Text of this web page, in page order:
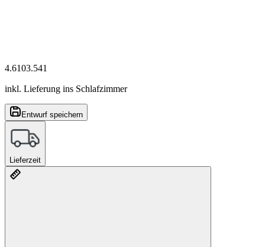
4.6103.541
inkl. Lieferung ins Schlafzimmer
Entwurf speichern
Lieferzeit